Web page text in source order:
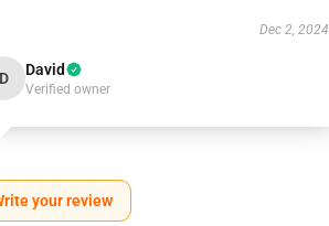
Dec 2, 2024
D David
Verified owner
your review